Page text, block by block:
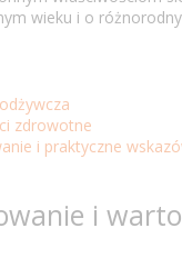
wieku i o
zdrowotne
i praktyczne
i